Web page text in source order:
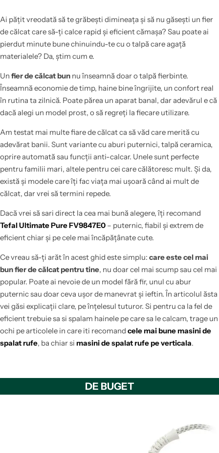
Ai pățit vreodată să te grăbești dimineața și să nu găsești un fier
de călcat care să-ți calce rapid și eficient cămașa? Sau poate ai
pierdut minute bune chinuindu-te cu o talpă care agață
materialele? Da, știm cum e.
Un fier de călcat bun nu înseamnă doar o talpă fierbinte.
Înseamnă economie de timp, haine bine îngrijite, un confort real
în rutina ta zilnică. Poate părea un aparat banal, dar adevărul e că
dacă alegi un model prost, o să regreți la fiecare utilizare.
Am testat mai multe fiare de călcat ca să văd care merită cu
adevărat banii. Sunt variante cu aburi puternici, talpă ceramica,
oprire automată sau funcții anti-calcar. Unele sunt perfecte
pentru familii mari, altele pentru cei care călătoresc mult. Și da,
există și modele care îți fac viața mai ușoară când ai mult de
călcat, dar vrei să termini repede.
Dacă vrei să sari direct la cea mai bună alegere, îți recomand
Tefal Ultimate Pure FV9847E0 – puternic, fiabil și extrem de
eficient chiar și pe cele mai încăpățânate cute.
Ce vreau să-ți arăt în acest ghid este simplu: care este cel mai
bun fier de călcat pentru tine, nu doar cel mai scump sau cel mai
popular. Poate ai nevoie de un model fără fir, unul cu abur
puternic sau doar ceva ușor de manevrat și ieftin. În articolul ăsta
vei găsi explicații clare, pe înțelesul tuturor. Si pentru ca la fel de
eficient trebuie sa si spalam hainele pe care sa le calcam, trage un
ochi pe articolele in care iti recomand cele mai bune masini de
spalat rufe, ba chiar si masini de spalat rufe pe verticala.
DE BUGET